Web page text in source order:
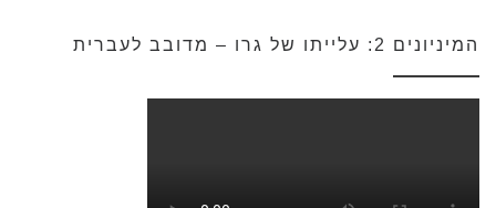
המיניונים 2: עלייתו של גרו – מדובב לעברית